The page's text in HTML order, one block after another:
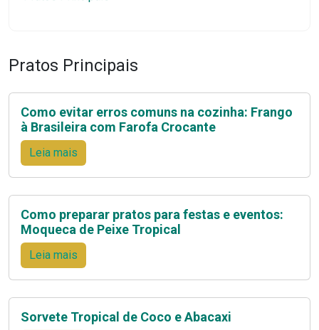
Pratos Principais
Como evitar erros comuns na cozinha: Frango
à Brasileira com Farofa Crocante
Leia mais
Como preparar pratos para festas e eventos:
Moqueca de Peixe Tropical
Leia mais
Sorvete Tropical de Coco e Abacaxi